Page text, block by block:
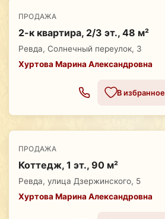
ПРОДАЖА
2-к квартира, 2/3 эт., 48 м²
Ревда, Солнечный переулок, 3
Хуртова Марина Александровна
В избранное
ПРОДАЖА
Коттедж, 1 эт., 90 м²
Ревда, улица Дзержинского, 5
Хуртова Марина Александровна